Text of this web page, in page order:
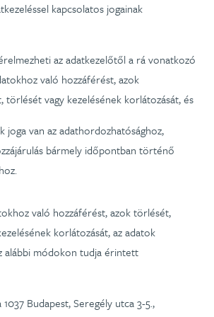
kapcsolatos jogainak
az adatkezelőtől a rá vonatkozó
való hozzáférést, azok
törlését vagy kezelésének korlátozását, és
joga van az adathordozhatósághoz,
bármely időpontban történő
való hozzáférést, azok törlését,
korlátozását, az adatok
alábbi módokon tudja érintett
Budapest, Seregély utca 3-5.,